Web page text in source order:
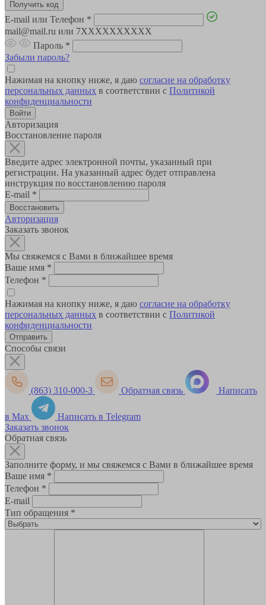
E-mail или Телефон *
mail@mail.ru или 7XXXXXXXXXX
Пароль *
Забыли пароль?
Нажимая на кнопку ниже, я даю согласие на обработку
персональных данных в соответствии с Политикой
конфиденциальности
Авторизация
Восстановление пароля
Введите адрес электронной почты, указанный при
регистрации. На указанный адрес будет отправлена
инструкция по восстановлению пароля
E-mail *
Авторизация
Заказать звонок
Мы свяжемся с Вами в ближайшее время
Ваше имя *
Телефон *
Нажимая на кнопку ниже, я даю согласие на обработку
персональных данных в соответствии с Политикой
конфиденциальности
Способы связи
(863) 310-000-3 Обратная связь Написать
в Max
Написать в Telegram
Заказать звонок
Обратная связь
Заполните форму, и мы свяжемся с Вами в ближайшее время
Ваше имя *
Телефон *
E-mail
Тип обращения *